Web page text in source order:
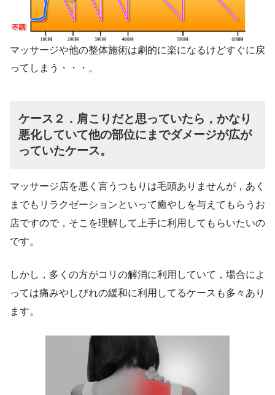
マッサージや他の整体施術は劇的に楽になるけどすぐに戻
ってしまう・・・。
ケース２．肩こりだと思っていたら，かなり
悪化していて他の部位にまでダメージが広が
っていたケース。
マッサージ店を悪く言うつもりは毛頭ありませんが，あく
までもリラクゼーションといって癒やしを与えてもらうお
店ですので，そこを理解して上手に利用してもらいたいの
です。
しかし，多くの方がコリの解消に利用していて，場合によ
っては痛みやしびれの緩和に利用してるケースも多々あり
ます。